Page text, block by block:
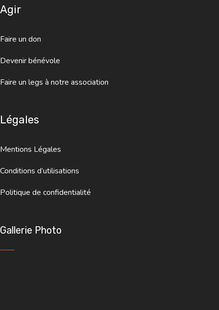
Agir
Faire un don
Devenir bénévole
Faire un legs à notre association
Légales
Mentions Légales
Conditions d’utilisations
Politique de confidentialité
Gallerie Photo